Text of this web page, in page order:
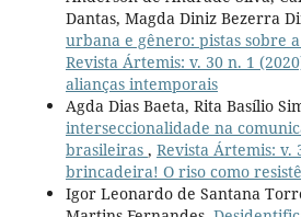
Dantas, Magda Diniz Bezerra
urbana e gênero: pistas sobre
Revista Ártemis: v. 30 n. 1
alianças intemporais
Agda Dias Baeta, Rita Basílio
interseccionalidade na
brasileiras , Revista Ártemis: v.
brincadeira! O riso como
Igor Leonardo de Santana